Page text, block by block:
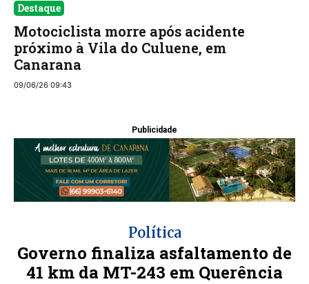
Destaque
Motociclista morre após acidente
próximo à Vila do Culuene, em
Canarana
09/06/26 09:43
Publicidade
Política
Governo finaliza asfaltamento de
41 km da MT-243 em Querência